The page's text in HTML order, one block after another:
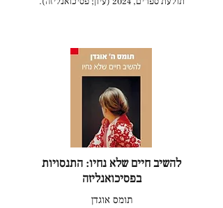
הפרעה אובססיבית המתבטאת בקפדנות-יתר
ביחס למצוות הדת, מתוך הספר "השטן נמצא
להשיב חיים שלא נחיו: התנסויות
בפסיכואנליזה
תומס אוגדן